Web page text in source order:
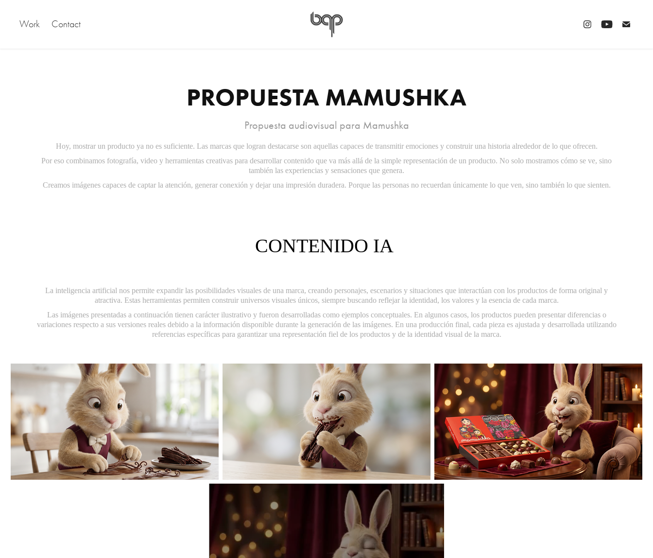
Work Contact
PROPUESTA MAMUSHKA
Hoy, mostrar un producto ya no es suficiente. Las marcas que logran destacarse son aquellas capaces de transmitir emociones y construir una historia alrededor de lo que ofrecen.
Por eso combinamos fotografía, video y herramientas creativas para desarrollar contenido que va más allá de la simple representación de un producto. No solo mostramos cómo se ve, sino
también las experiencias y sensaciones que genera.
Creamos imágenes capaces de captar la atención, generar conexión y dejar una impresión duradera. Porque las personas no recuerdan únicamente lo que ven, sino también lo que sienten.
CONTENIDO IA
La inteligencia artificial nos permite expandir las posibilidades visuales de una marca, creando personajes, escenarios y situaciones que interactúan con los productos de forma original y
atractiva. Estas herramientas permiten construir universos visuales únicos, siempre buscando reflejar la identidad, los valores y la esencia de cada marca.
Las imágenes presentadas a continuación tienen carácter ilustrativo y fueron desarrolladas como ejemplos conceptuales. En algunos casos, los productos pueden presentar diferencias o
variaciones respecto a sus versiones reales debido a la información disponible durante la generación de las imágenes. En una producción final, cada pieza es ajustada y desarrollada utilizando
referencias específicas para garantizar una representación fiel de los productos y de la identidad visual de la marca.